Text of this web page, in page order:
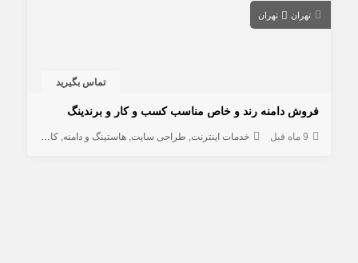
تهران تهران
تماس بگیرید
فروش دامنه رند و خاص مناسب کسب و کار و برندینگ
9 ماه قبل خدمات اینترنت طراحی سایت هاستینگ و دامنه کامپیوتر و شبکه